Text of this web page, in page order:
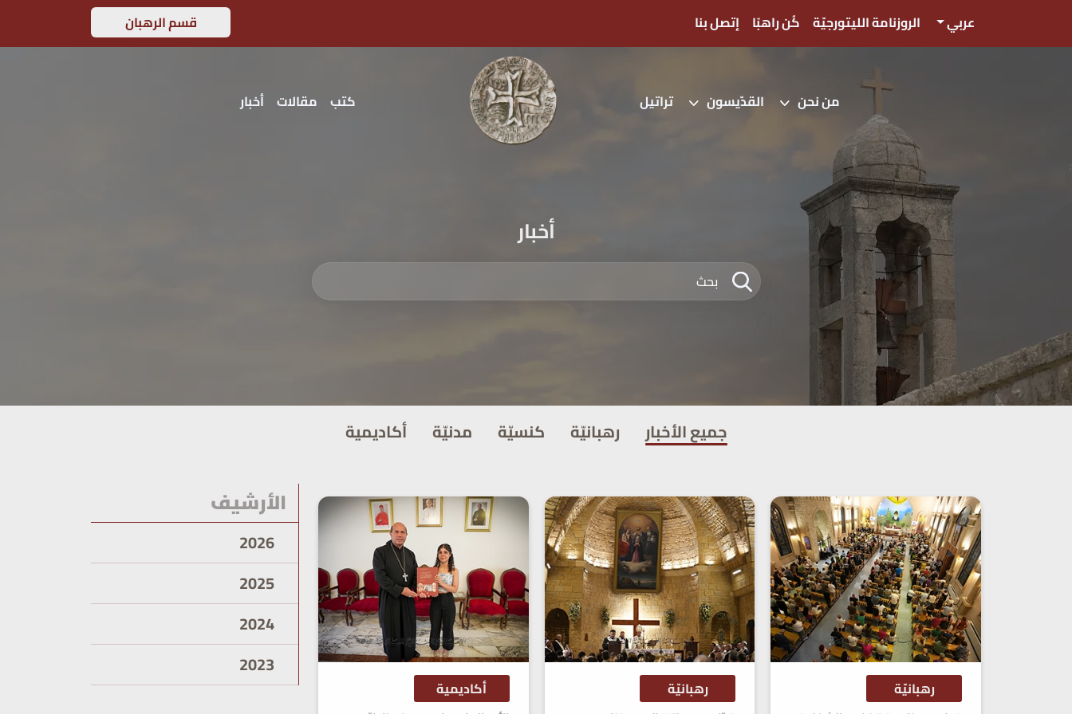
عربي الروزنامة الليتورجيّة كُن راهبًا إتصل بنا قسم الرهبان
من نحن القدّيسون تراتيل كتب مقالات أخبار
أخبار
جميع الأخبار رهبانيّة كنسيّة مدنيّة أكاديمية
رهبانيّة رهبانيّة أكاديمية
الأرشيف
2026
2025
2024
2023